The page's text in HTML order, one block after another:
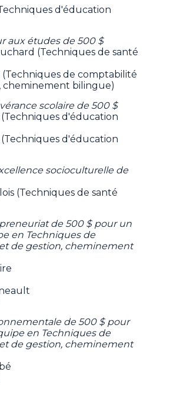
d'éducation
aux études de 500 $
(Techniques de santé
(Techniques de comptabilité
cheminement bilingue)
scolaire de 500 $
d'éducation
d'éducation
socioculturelle de
(Techniques de santé
de 500 $ pour un
en Techniques de
de gestion, cheminement
de 500 $ pour
en Techniques de
de gestion, cheminement